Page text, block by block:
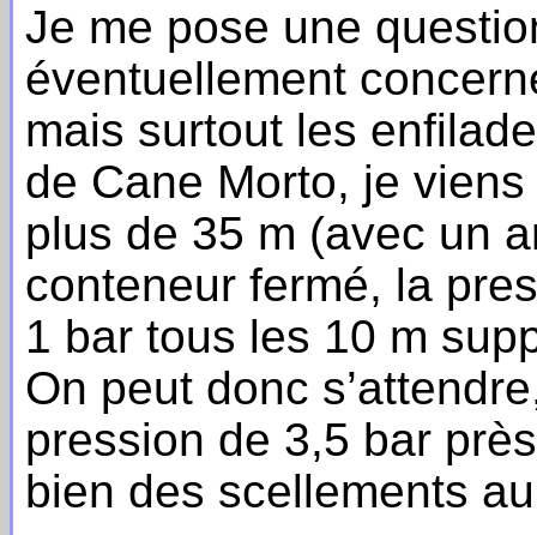
Je me pose une
éventuellement
mais surtout les
de Cane Morto, je
plus de 35 m (avec un
conteneur fermé, la
1 bar tous les 10 m
On peut donc
pression de 3,5 bar
bien des scellements